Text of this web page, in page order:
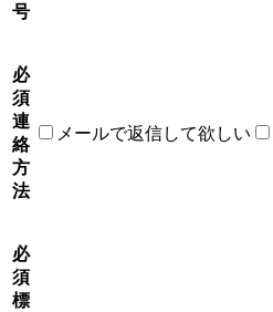
号
必
須
連
絡
方
法
メールで返信して欲しい
必
須
標